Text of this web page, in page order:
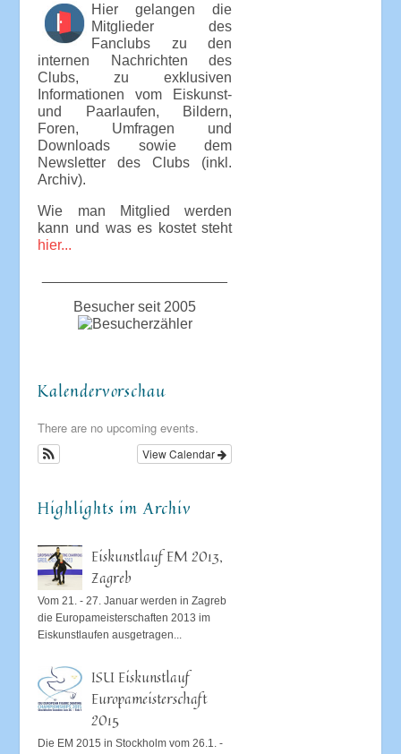
Hier gelangen die
Mitglieder des
Fanclubs zu den
internen Nachrichten des
Clubs, zu exklusiven
Informationen vom Eiskunst-
und Paarlaufen, Bildern,
Foren, Umfragen und
Downloads sowie dem
Newsletter des Clubs (inkl.
Archiv).
Wie man Mitglied werden
kann und was es kostet steht
hier...
Besucher seit 2005
Kalendervorschau
There are no upcoming events.
View Calendar
Highlights im Archiv
Eiskunstlauf EM 2013,
Zagreb
Vom 21. - 27. Januar werden in Zagreb
die Europameisterschaften 2013 im
Eiskunstlaufen ausgetragen...
ISU Eiskunstlauf
Europameisterschaft
2015
Die EM 2015 in Stockholm vom 26.1. -